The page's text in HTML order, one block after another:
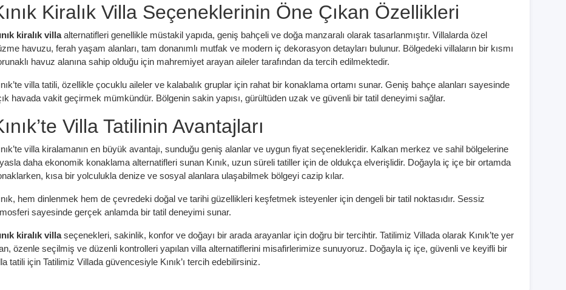
Kiralık Villa Seçeneklerinin Öne Çıkan Özellikleri
kiralık villaalternatifleri genellikle müstakil yapıda, geniş bahçeli ve doğa manzaralı olarak tasarlanmıştır. Villalarda özel
havuzu, ferah yaşam alanları, tam donanımlı mutfak ve modern iç dekorasyon detayları bulunur. Bölgedeki villaların bir kısmı
havuz alanına sahip olduğu için mahremiyet arayan aileler tarafından da tercih edilmektedir.
villa tatili, özellikle çocuklu aileler ve kalabalık gruplar için rahat bir konaklama ortamı sunar. Geniş bahçe alanları sayesinde
havada vakit geçirmek mümkündür. Bölgenin sakin yapısı, gürültüden uzak ve güvenli bir tatil deneyimi sağlar.
Villa Tatilinin Avantajları
villa kiralamanın en büyük avantajı, sunduğu geniş alanlar ve uygun fiyat seçenekleridir. Kalkan merkez ve sahil bölgelerine
daha ekonomik konaklama alternatifleri sunan Kınık, uzun süreli tatiller için de oldukça elverişlidir. Doğayla iç içe bir ortamda
kısa bir yolculukla denize ve sosyal alanlara ulaşabilmek bölgeyi cazip kılar.
hem dinlenmek hem de çevredeki doğal ve tarihi güzellikleri keşfetmek isteyenler için dengeli bir tatil noktasıdır. Sessiz
sayesinde gerçek anlamda bir tatil deneyimi sunar.
kiralık villaseçenekleri, sakinlik, konfor ve doğayı bir arada arayanlar için doğru bir tercihtir. Tatilimiz Villada olarak Kınık’te yer
özenle seçilmiş ve düzenli kontrolleri yapılan villa alternatiflerini misafirlerimize sunuyoruz. Doğayla iç içe, güvenli ve keyifli bir
tatili için Tatilimiz Villada güvencesiyle Kınık’ı tercih edebilirsiniz.